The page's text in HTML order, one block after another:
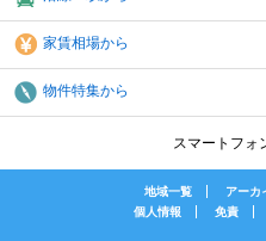
家賃相場から
物件特集から
スマートフォ
地域一覧 アーカ
個人情報
免責